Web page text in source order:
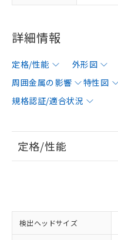
詳細情報
定格/性能 外形図
周囲金属の影響
特性図
規格認証/適合状況
定格/性能
検出ヘッドサイズ